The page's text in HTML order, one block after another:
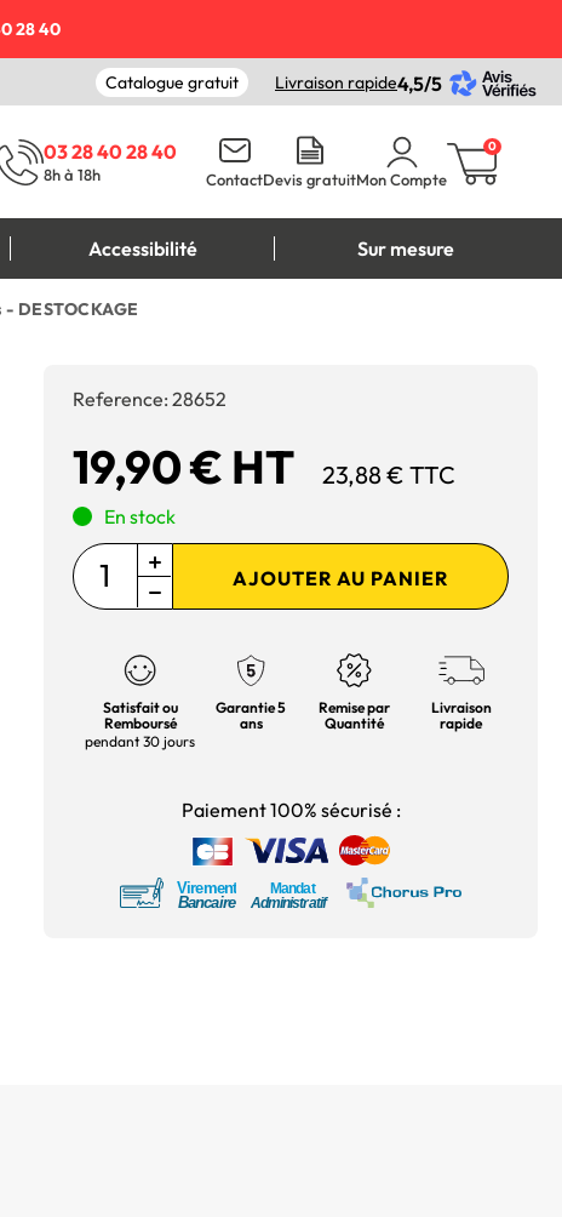
28 40
Catalogue gratuit Livraison rapide4,5/5
03 28 40 28 40
8h à 18h ContactDevis gratuitMon Compte
0
Accessibilité Sur mesure
DESTOCKAGE
Reference: 28652
19,90 € HT 23,88 € TTC
En stock
AJOUTER AU PANIER
Satisfait ou
Remboursé
pendant 30 jours
Garantie 5
ans
Remise par
Quantité
Livraison
rapide
Paiement 100% sécurisé :